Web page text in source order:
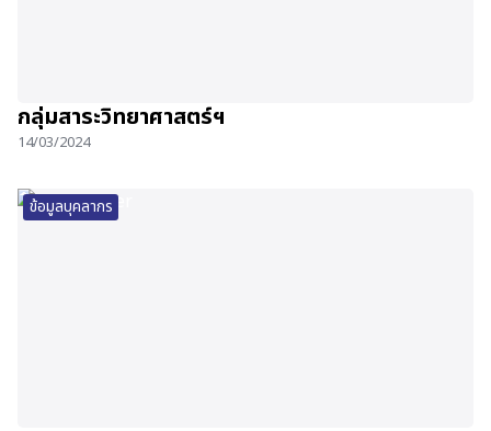
กลุ่มสาระวิทยาศาสตร์ฯ
14/03/2024
ข้อมูลบุคลากร